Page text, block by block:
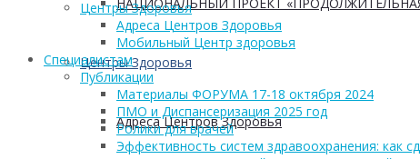
Центры Здоровья
Адреса Центров Здоровья
Центры Здоровья
Адреса Центров Здоровья
Мобильный Центр здоровья
Cпециалистам
Публикации
Материалы ФОРУМА 17-18 октября 2024
ПМО и Диспансеризация 2025 год
Ролики для врачей
Эффективность систем здравоохранения: как